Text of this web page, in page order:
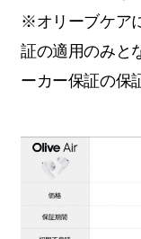
※オリーブケア
証の適用のみと
ーカー保証の保